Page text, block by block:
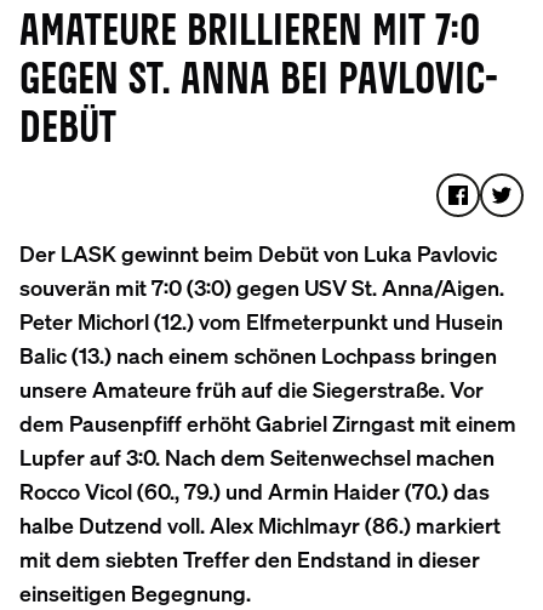
AMATEURE BRILLIEREN MIT 7:0
GEGEN ST. ANNA BEI PAVLOVIC-
DEBÜT
Der LASK gewinnt beim Debüt von Luka Pavlovic
souverän mit 7:0 (3:0) gegen USV St. Anna/Aigen.
Peter Michorl (12.) vom Elfmeterpunkt und Husein
Balic (13.) nach einem schönen Lochpass bringen
unsere Amateure früh auf die Siegerstraße. Vor
dem Pausenpfiff erhöht Gabriel Zirngast mit einem
Lupfer auf 3:0. Nach dem Seitenwechsel machen
Rocco Vicol (60., 79.) und Armin Haider (70.) das
halbe Dutzend voll. Alex Michlmayr (86.) markiert
mit dem siebten Treffer den Endstand in dieser
einseitigen Begegnung.